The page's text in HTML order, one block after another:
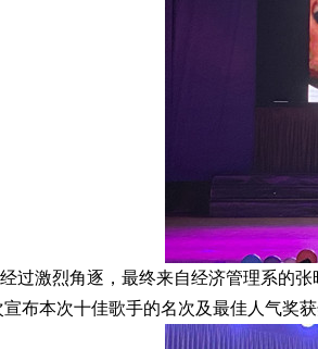
激烈角逐，最终来自经济管理系的张
宣布本次十佳歌手的名次及最佳人气奖